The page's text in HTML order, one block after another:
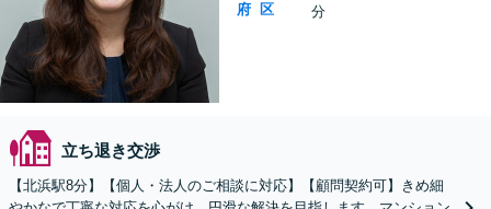
府
区
分
立ち退き交渉
【北浜駅8分】【個人・法人のご相談に対応】【顧問契約可】きめ細